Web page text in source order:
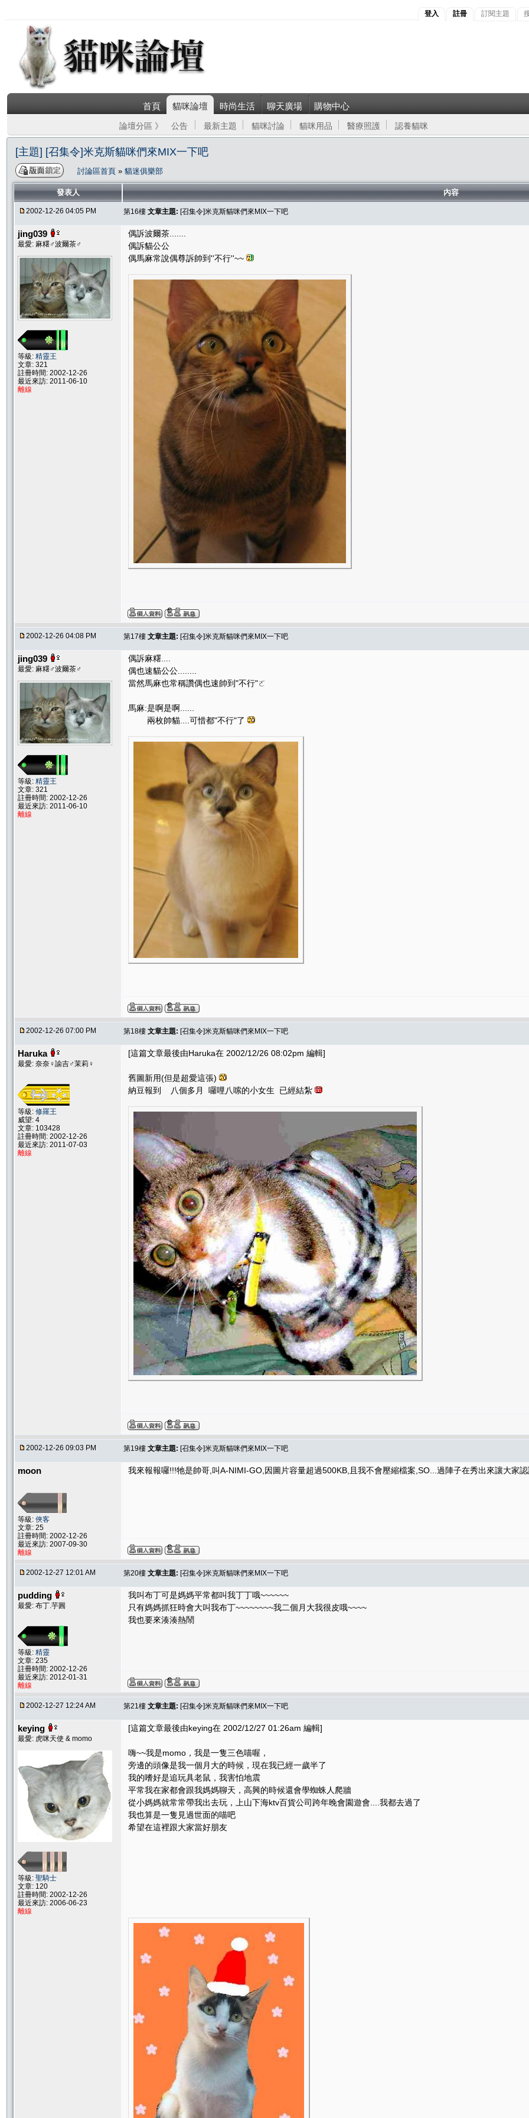
登入 註冊 訂閱主題
首頁 貓咪論壇 時尚生活 聊天廣場 購物中心
論壇分區 》 公告 最新主題 貓咪討論 貓咪用品 醫療照護 認養貓咪
[主題] [召集令]米克斯貓咪們來MIX一下吧
討論區首頁 » 貓迷俱樂部
發表人 內容
2002-12-26 04:05 PM 第16樓 文章主題: [召集令]米克斯貓咪們來MIX一下吧
jing039
最愛: 麻糬♂波爾茶♂
等級: 精靈王
文章: 321
註冊時間: 2002-12-26
最近來訪: 2011-06-10
離線
偶訴波爾茶.......
偶訴貓公公
偶馬麻常說偶尊訴帥到''不行''~~
2002-12-26 04:08 PM 第17樓 文章主題: [召集令]米克斯貓咪們來MIX一下吧
jing039
最愛: 麻糬♂波爾茶♂
等級: 精靈王
文章: 321
註冊時間: 2002-12-26
最近來訪: 2011-06-10
離線
偶訴麻糬....
偶也速貓公公........
當然馬麻也常稱讚偶也速帥到"不行"ㄛ
馬麻:是啊是啊......
兩枚帥貓....可惜都"不行"了
2002-12-26 07:00 PM 第18樓 文章主題: [召集令]米克斯貓咪們來MIX一下吧
Haruka
最愛: 奈奈♀諭吉♂茉莉♀
等級: 修羅王
威望: 4
文章: 103428
註冊時間: 2002-12-26
最近來訪: 2011-07-03
離線
[這篇文章最後由Haruka在 2002/12/26 08:02pm 編輯]
舊圖新用(但是超愛這張)
納豆報到 八個多月 囉哩八嗦的小女生 已經結紮
2002-12-26 09:03 PM 第19樓 文章主題: [召集令]米克斯貓咪們來MIX一下吧
moon
等級: 俠客
文章: 25
註冊時間: 2002-12-26
最近來訪: 2007-09-30
離線
我來報報囉!!!牠是帥哥,叫A-NIMI-GO,因圖片容量超過500KB,且我不會壓縮檔案,SO...過陣子在秀出來讓大家
2002-12-27 12:01 AM 第20樓 文章主題: [召集令]米克斯貓咪們來MIX一下吧
pudding
最愛: 布丁.芋圓
等級: 精靈
文章: 235
註冊時間: 2002-12-26
最近來訪: 2012-01-31
離線
我叫布丁可是媽媽平常都叫我丁丁哦~~~~~~
只有媽媽抓狂時會大叫我布丁~~~~~~~~我二個月大我很皮哦~~~~
我也要來湊湊熱鬧
2002-12-27 12:24 AM 第21樓 文章主題: [召集令]米克斯貓咪們來MIX一下吧
keying
最愛: 虎咪天使 & momo
等級: 聖騎士
文章: 120
註冊時間: 2002-12-26
最近來訪: 2006-06-23
離線
[這篇文章最後由keying在 2002/12/27 01:26am 編輯]
嗨~~我是momo，我是一隻三色喵喔，
旁邊的頭像是我一個月大的時候，現在我已經一歲半了
我的嗜好是追玩具老鼠，我害怕地震
平常我在家都會跟我媽媽聊天，高興的時候還會學蜘蛛人爬牆
從小媽媽就常常帶我出去玩，上山下海ktv百貨公司跨年晚會園遊會....我都去過了
我也算是一隻見過世面的喵吧
希望在這裡跟大家當好朋友